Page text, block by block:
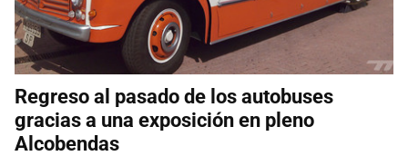
Regreso al pasado de los autobuses
gracias a una exposición en pleno
Alcobendas